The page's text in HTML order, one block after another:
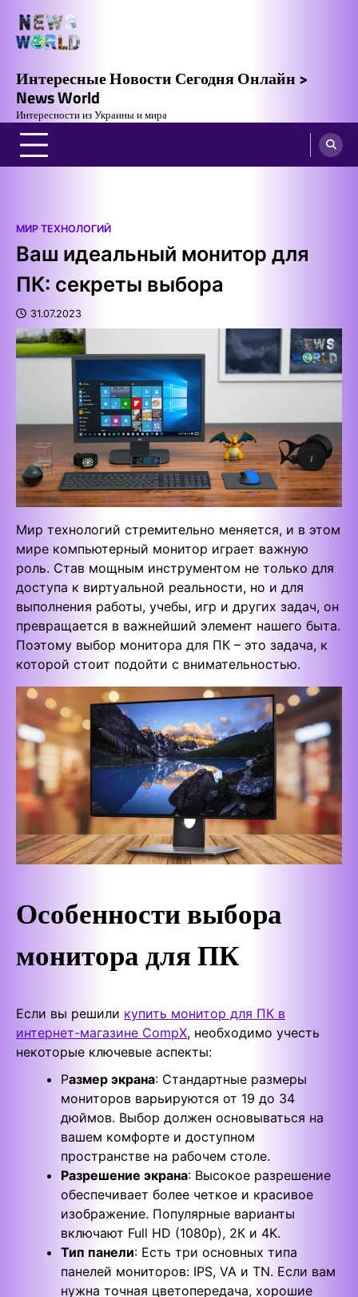
content
Интересные Новости Сегодня Онлайн >
News World
Интересности из Украины и мира
МИР ТЕХНОЛОГИЙ
Ваш идеальный монитор для
ПК: секреты выбора
31.07.2023
Мир технологий стремительно меняется, и в этом
мире компьютерный монитор играет важную
роль. Став мощным инструментом не только для
доступа к виртуальной реальности, но и для
выполнения работы, учебы, игр и других задач, он
превращается в важнейший элемент нашего быта.
Поэтому выбор монитора для ПК – это задача, к
которой стоит подойти с внимательностью.
Особенности выбора
монитора для ПК
Если вы решили купить монитор для ПК в
интернет-магазине CompX, необходимо учесть
некоторые ключевые аспекты:
Размер экрана: Стандартные размеры
мониторов варьируются от 19 до 34
дюймов. Выбор должен основываться на
вашем комфорте и доступном
пространстве на рабочем столе.
Разрешение экрана: Высокое разрешение
обеспечивает более четкое и красивое
изображение. Популярные варианты
включают Full HD (1080p), 2К и 4K.
Тип панели: Есть три основных типа
панелей мониторов: IPS, VA и TN. Если вам
нужна точная цветопередача, хорошие